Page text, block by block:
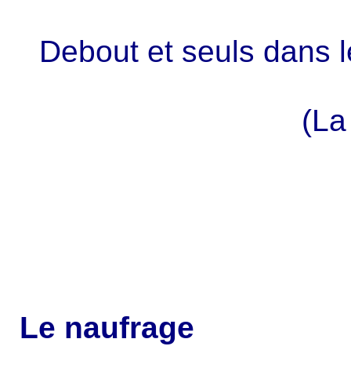
Debout et seuls dans
Le naufrage